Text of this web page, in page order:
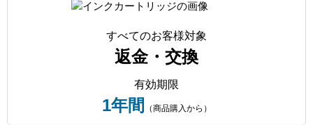
すべてのお客様対象
返金・交換
有効期限
1年間 （商品購入から）